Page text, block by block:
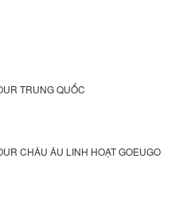
TRUNG QUỐC
CHÂU ÂU LINH HOẠT GOEUGO